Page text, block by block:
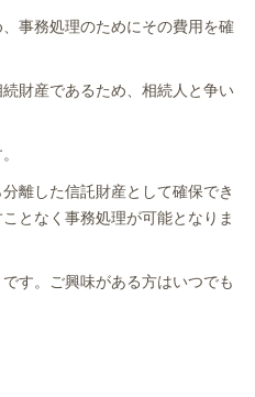
事務処理のためにその費用を確
財産であるため、相続人と争い
離した信託財産として確保でき
となく事務処理が可能となりま
す。ご興味がある方はいつでも